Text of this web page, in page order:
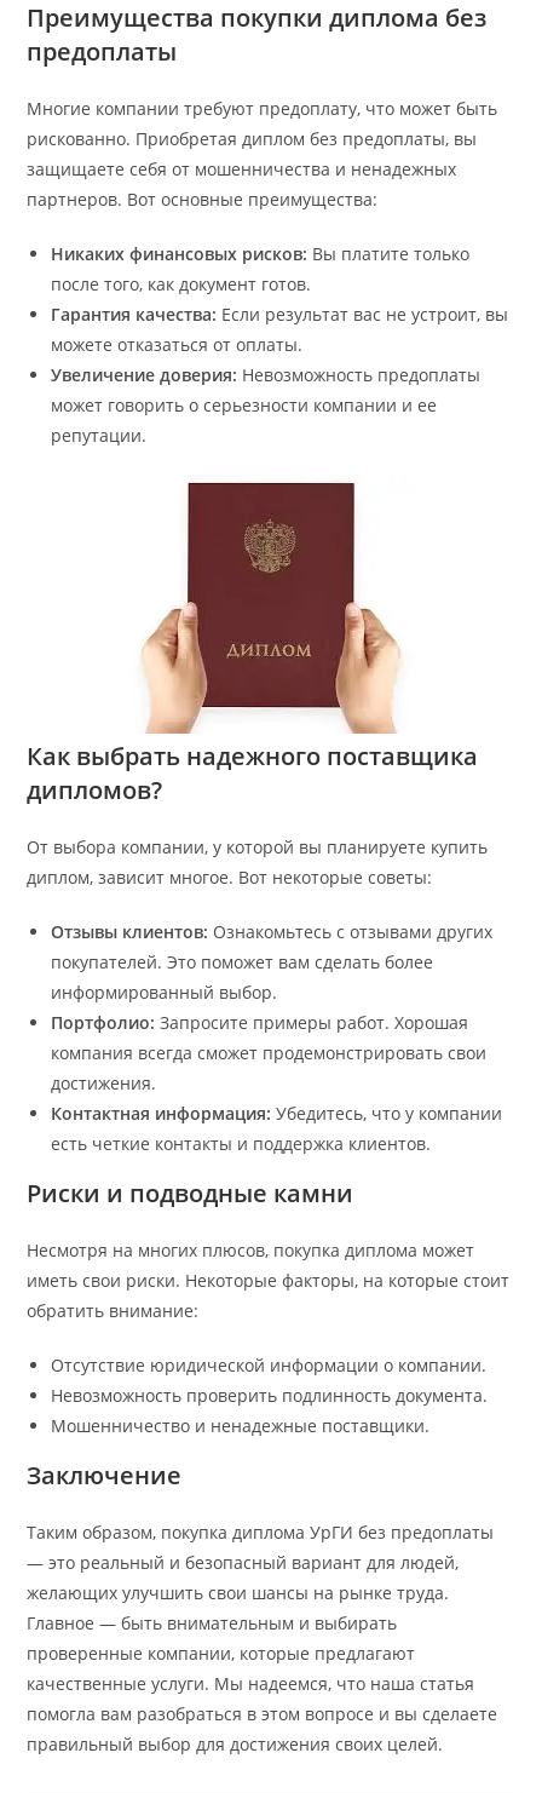
Преимущества покупки диплома без
предоплаты
Многие компании требуют предоплату, что может быть
рискованно. Приобретая диплом без предоплаты, вы
защищаете себя от мошенничества и ненадежных
партнеров. Вот основные преимущества:
Никаких финансовых рисков: Вы платите только
после того, как документ готов.
Гарантия качества: Если результат вас не устроит, вы
можете отказаться от оплаты.
Увеличение доверия: Невозможность предоплаты
может говорить о серьезности компании и ее
репутации.
Как выбрать надежного поставщика
дипломов?
От выбора компании, у которой вы планируете купить
диплом, зависит многое. Вот некоторые советы:
Отзывы клиентов: Ознакомьтесь с отзывами других
покупателей. Это поможет вам сделать более
информированный выбор.
Портфолио: Запросите примеры работ. Хорошая
компания всегда сможет продемонстрировать свои
достижения.
Контактная информация: Убедитесь, что у компании
есть четкие контакты и поддержка клиентов.
Риски и подводные камни
Несмотря на многих плюсов, покупка диплома может
иметь свои риски. Некоторые факторы, на которые стоит
обратить внимание:
Отсутствие юридической информации о компании.
Невозможность проверить подлинность документа.
Мошенничество и ненадежные поставщики.
Заключение
Таким образом, покупка диплома УрГИ без предоплаты
— это реальный и безопасный вариант для людей,
желающих улучшить свои шансы на рынке труда.
Главное — быть внимательным и выбирать
проверенные компании, которые предлагают
качественные услуги. Мы надеемся, что наша статья
помогла вам разобраться в этом вопросе и вы сделаете
правильный выбор для достижения своих целей.